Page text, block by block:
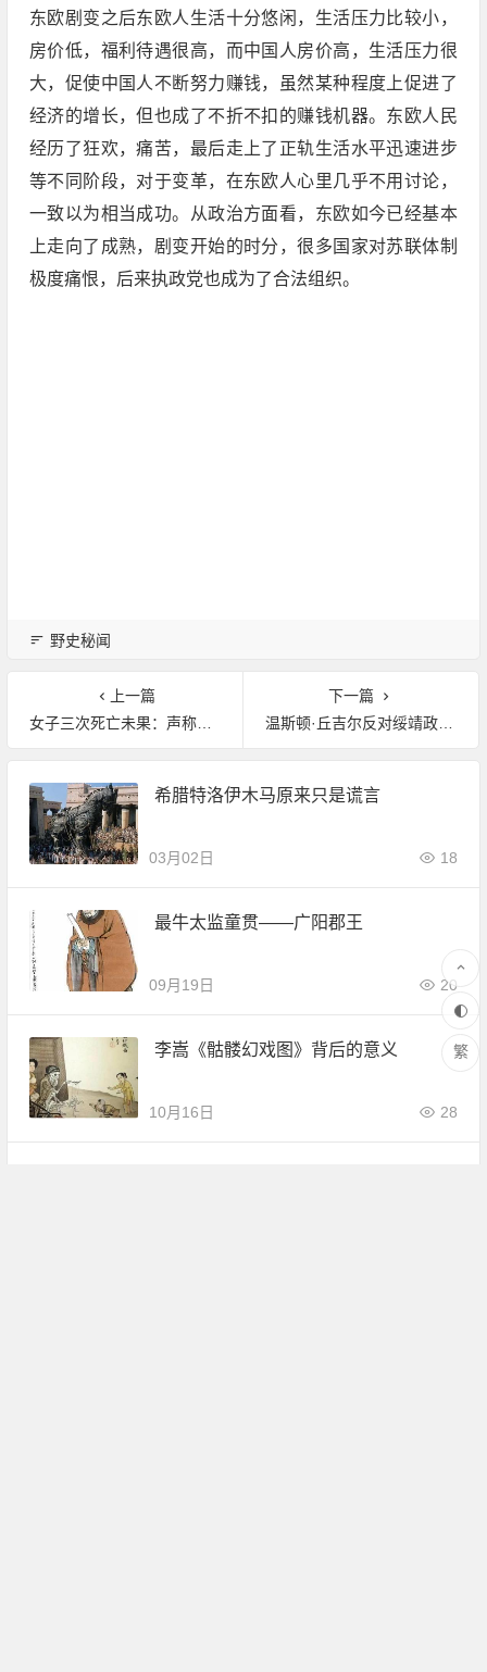
东欧剧变之后东欧人生活十分悠闲，生活压力比较小，
房价低，福利待遇很高，而中国人房价高，生活压力很
大，促使中国人不断努力赚钱，虽然某种程度上促进了
经济的增长，但也成了不折不扣的赚钱机器。东欧人民
经历了狂欢，痛苦，最后走上了正轨生活水平迅速进步
等不同阶段，对于变革，在东欧人心里几乎不用讨论，
一致以为相当成功。从政治方面看，东欧如今已经基本
上走向了成熟，剧变开始的时分，很多国家对苏联体制
极度痛恨，后来执政党也成为了合法组织。
野史秘闻
上一篇
女子三次死亡未果：声称自己死后进入了宇宙
下一篇
温斯顿·丘吉尔反对绥靖政策 温斯顿·丘吉尔的三环外交政策
希腊特洛伊木马原来只是谎言
03月02日 18
最牛太监童贯——广阳郡王
09月19日 20
李嵩《骷髅幻戏图》背后的意义
10月16日 28
繁